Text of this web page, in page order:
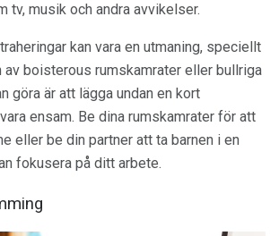
tv, musik och andra avvikelser.
kan vara en utmaning, speciellt
av boisterous rumskamrater eller bullriga
göra är att lägga undan en kort
ensam. Be dina rumskamrater för att
eller be din partner att ta barnen i en
fokusera på ditt arbete.